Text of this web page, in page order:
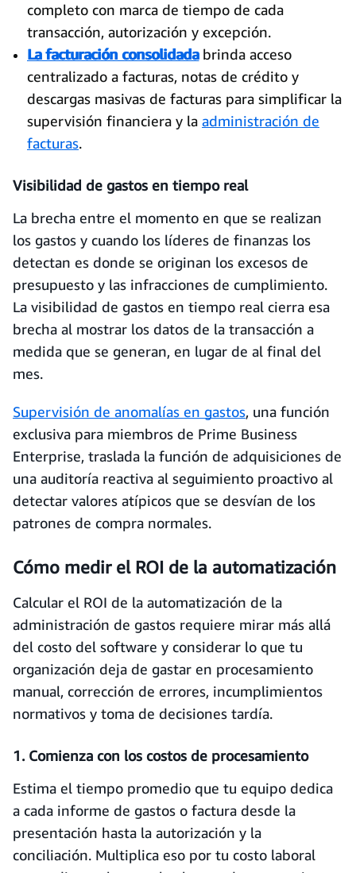
completo con marca de tiempo de cada
transacción, autorización y excepción.
La facturación consolidada brinda acceso
centralizado a facturas, notas de crédito y
descargas masivas de facturas para simplificar la
supervisión financiera y la administración de
facturas.
Visibilidad de gastos en tiempo real
La brecha entre el momento en que se realizan
los gastos y cuando los líderes de finanzas los
detectan es donde se originan los excesos de
presupuesto y las infracciones de cumplimiento.
La visibilidad de gastos en tiempo real cierra esa
brecha al mostrar los datos de la transacción a
medida que se generan, en lugar de al final del
mes.
Supervisión de anomalías en gastos, una función
exclusiva para miembros de Prime Business
Enterprise, traslada la función de adquisiciones de
una auditoría reactiva al seguimiento proactivo al
detectar valores atípicos que se desvían de los
patrones de compra normales.
Cómo medir el ROI de la automatización
Calcular el ROI de la automatización de la
administración de gastos requiere mirar más allá
del costo del software y considerar lo que tu
organización deja de gastar en procesamiento
manual, corrección de errores, incumplimientos
normativos y toma de decisiones tardía.
1. Comienza con los costos de procesamiento
Estima el tiempo promedio que tu equipo dedica
a cada informe de gastos o factura desde la
presentación hasta la autorización y la
conciliación. Multiplica eso por tu costo laboral